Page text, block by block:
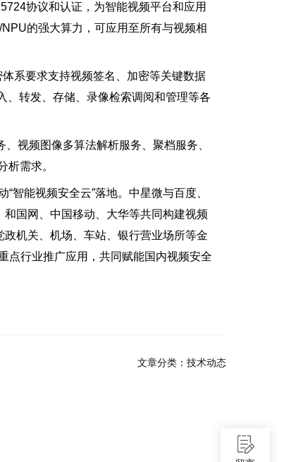
协议和认证，为智能视频平台和应用
的强大算力，可应用至所有与视频相
系要求支持视频签名、加密等关键数据
、转发、存储、录像检索调阅和管理等各
视频图像多算法解析服务、聚档服务、
析需求。
能视频安全云”落地。中星微与百度、
国网、中国移动、大华等共同构建视频
机关、机场、车站、银行营业场所等金
点行业推广应用，共同赋能国内视频安全
文章分类： 技术动态